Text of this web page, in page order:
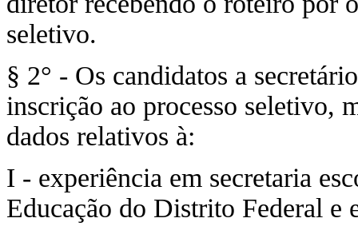
seletivo.
§ 2° - Os candidatos a
inscrição ao processo seletivo,
dados relativos à:
I - experiência em secretaria
Educação do Distrito Federal e